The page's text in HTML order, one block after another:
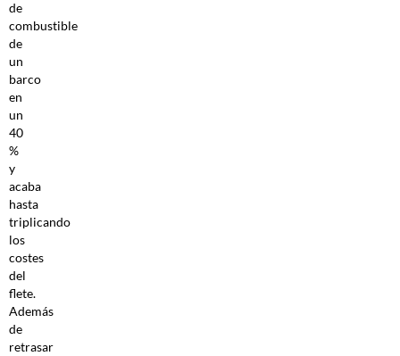
de
combustible
de
un
barco
en
un
40
%
y
acaba
hasta
triplicando
los
costes
del
flete.
Además
de
retrasar